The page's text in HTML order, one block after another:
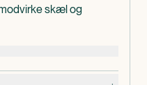
skæl og